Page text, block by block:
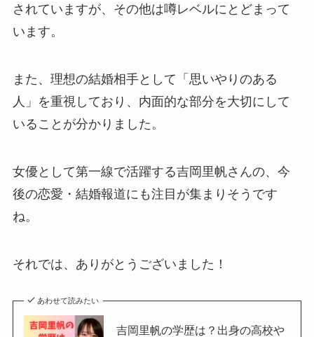
されていますが、その他は噂レベルにとどまって
います。
また、理想の結婚相手として「思いやりのある
人」を重視しており、内面的な部分を大切にして
いることが分かりました。
女優として第一線で活躍する吉岡里帆さんの、今
後の恋愛・結婚報道にも注目が集まりそうです
ね。
それでは、ありがとうございました！
あわせて読みたい
吉岡里帆の学歴は？出身の高校や